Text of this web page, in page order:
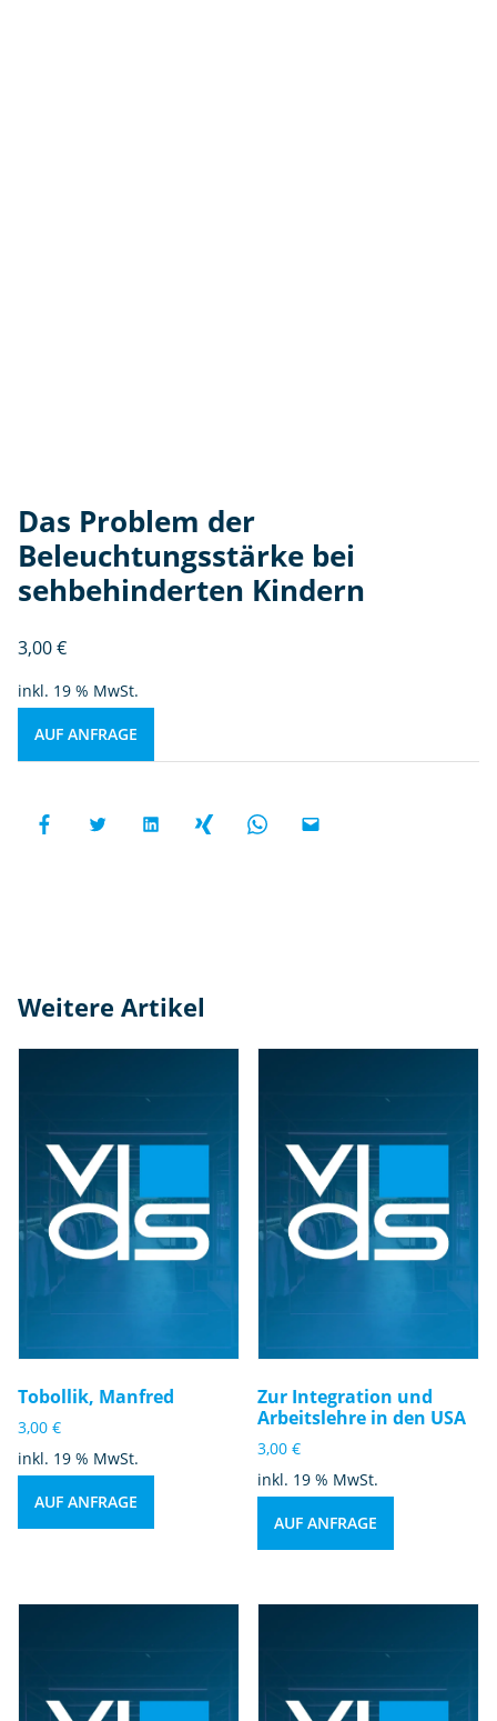
Das Problem der
Beleuchtungsstärke bei
sehbehinderten Kindern
3,00€
inkl. 19 % MwSt.
AUF ANFRAGE
Weitere Artikel
Tobollik, Manfred
3,00 €
inkl. 19 % MwSt.
AUF ANFRAGE
Zur Integration und
Arbeitslehre in den USA
3,00€
inkl. 19 % MwSt.
AUF ANFRAGE